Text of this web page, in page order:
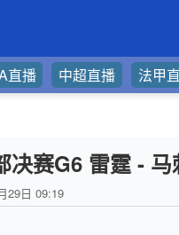
直播 中超直播 法甲
决赛G6 雷霆 -
29日 09:19